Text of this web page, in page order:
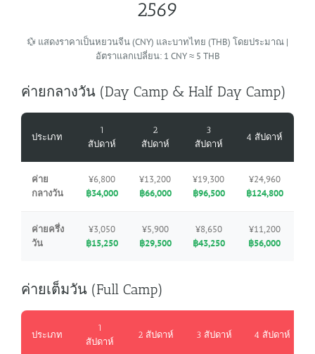
2569
💱 แสดงราคาเป็นหยวนจีน (CNY) และบาทไทย (THB) โดยประมาณ |
อัตราแลกเปลี่ยน: 1 CNY ≈ 5 THB
ค่ายกลางวัน (Day Camp & Half Day Camp)
ประเภท
1
สัปดาห์
2
สัปดาห์
3
สัปดาห์
4 สัปดาห์
ค่าย
กลางวัน
¥6,800
฿34,000
¥13,200
฿66,000
¥19,300
฿96,500
¥24,960
฿124,800
ค่ายครึ่ง
วัน
¥3,050
฿15,250
¥5,900
฿29,500
¥8,650
฿43,250
¥11,200
฿56,000
ค่ายเต็มวัน (Full Camp)
ประเภท
1
สัปดาห์
2 สัปดาห์ 3 สัปดาห์ 4 สัปดาห์